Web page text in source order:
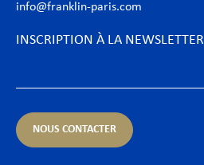
info@franklin-paris.com
INSCRIPTION À LA NEWSLETTER
NOUS CONTACTER